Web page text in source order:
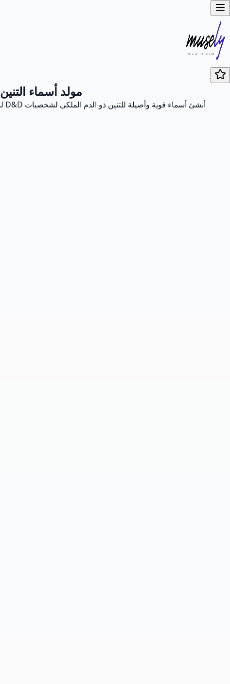
مولد أسماء
أنشئ أسماء قوية وأصيلة للتنين ذو الدم الملكي لشخصيات D&D لديك على الفور. تنشئ أداتنا أسماء عشائر فريدة، وأسماء ولادة، وأسماء طفولة تكرم التراث التنيني الفخور لهؤلاء المحاربين النبلاء.